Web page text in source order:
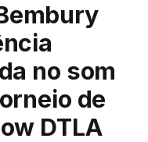
no som
de
DTLA